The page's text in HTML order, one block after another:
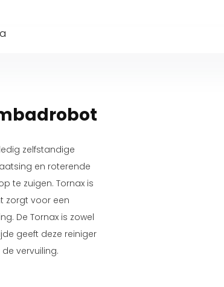
zelfstandige
en roterende
te zuigen. Tornax is
zorgt voor een
De Tornax is zowel
geeft deze reiniger
vervuiling.